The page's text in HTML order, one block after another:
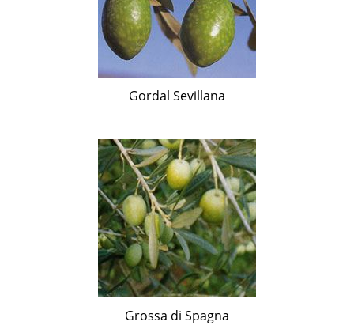
Gordal Sevillana
Grossa di Spagna